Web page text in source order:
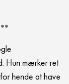
Hun mærker ret
hende at have